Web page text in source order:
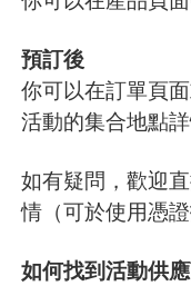
預訂後
你可以在訂單頁
活動的集合地點詳
如有疑問，歡迎
情（可於使用憑
如何找到活動供